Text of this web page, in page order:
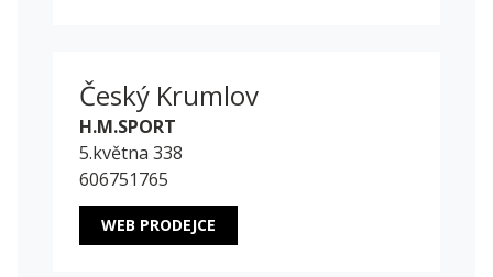
Český Krumlov
H.M.SPORT
5.května 338
606751765
WEB PRODEJCE